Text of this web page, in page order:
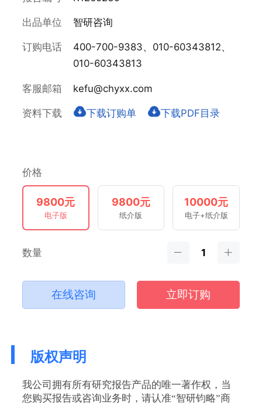
出品单位 智研咨询
订购电话
400-700-9383、010-60343812、
010-60343813
客服邮箱 kefu@chyxx.com
资料下载 下载订购单 下载PDF目录
价格
9800元
电子版
9800元
纸介版
10000元
电子+纸介版
数量
在线咨询 立即订购
版权声明
我公司拥有所有研究报告产品的唯一著作权，当
您购买报告或咨询业务时，请认准“智研钧略”商